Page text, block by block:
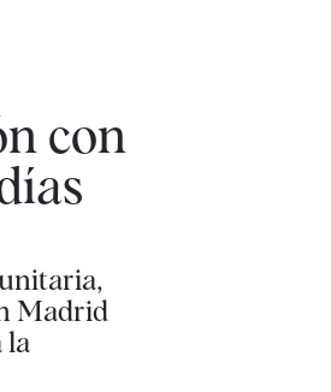
con
Madrid
la